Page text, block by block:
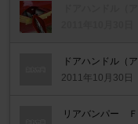
ドアハンドル（
2011年10月30日
リアバンパー